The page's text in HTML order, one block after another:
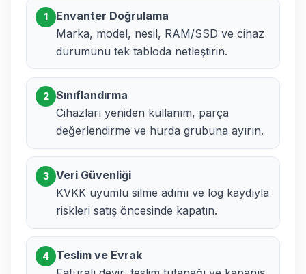
1
Envanter Doğrulama
Marka, model, nesil, RAM/SSD ve cihaz
durumunu tek tabloda netleştirin.
2
Sınıflandırma
Cihazları yeniden kullanım, parça
değerlendirme ve hurda grubuna ayırın.
3
Veri Güvenliği
KVKK uyumlu silme adımı ve log kaydıyla
riskleri satış öncesinde kapatın.
4
Teslim ve Evrak